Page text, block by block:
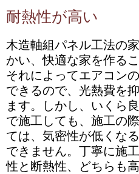
耐熱性が高い
木造軸組パネル工法の
かい、快適な家を作る
それによってエアコン
できるので、光熱費を
ます。しかし、いくら
で施工しても、施工の
ては、気密性が低くな
できません。丁寧に施
性と断熱性、どちらも